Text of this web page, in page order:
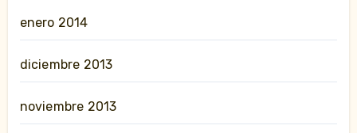
enero 2014
diciembre 2013
noviembre 2013